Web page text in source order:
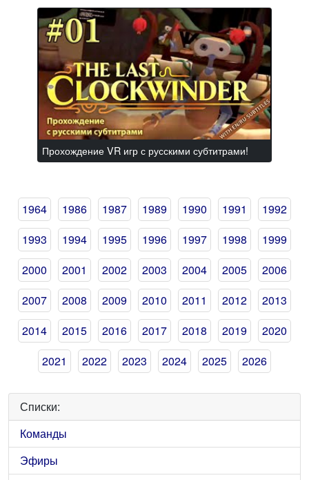
Прохождение VR игр с русскими субтитрами!
1964 1986 1987 1989 1990 1991
1992
1993
1994 1995 1996 1997 1998
1999
2000
2001 2002 2003 2004 2005
2006
2007
2008 2009 2010 2011 2012
2013
2014
2015 2016 2017 2018 2019
2020
2021
2022 2023 2024 2025 2026
Списки:
Команды
Эфиры